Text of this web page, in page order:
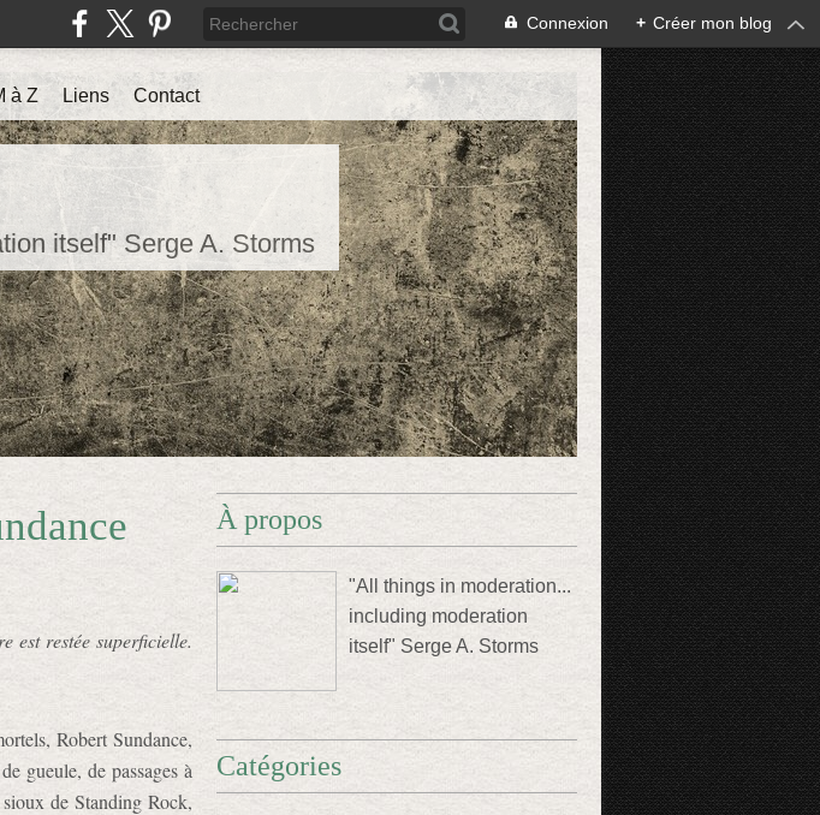
Connexion + Créer mon blog
itself" Serge A. Storms
à Z Liens Contact
est restée superficielle.
Robert Sundance,
gueule, de passages à
de Standing Rock,
À propos
"All things in moderation...
including moderation
itself" Serge A. Storms
Catégories